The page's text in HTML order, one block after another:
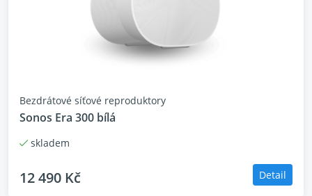
Bezdrátové síťové reproduktory
Sonos Era 300 bílá
skladem
12 490 Kč Detail